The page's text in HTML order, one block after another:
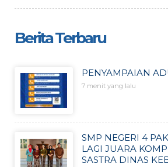
Berita Terbaru
PENYAMPAIAN
7 menit yang lalu
SMP NEGERI 4
LAGI JUARA
SASTRA DINAS